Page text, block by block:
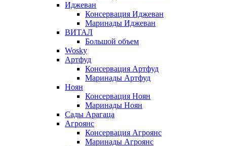
Иджеван
Консервация Иджеван
Маринады Иджеван
ВИТАЛ
Большой объем
Wosky
Артфуд
Консервация Артфуд
Маринады Артфуд
Ноян
Консервация Ноян
Маринады Ноян
Сады Арагаца
Агроянс
Консервация Агроянс
Маринады Агроянс